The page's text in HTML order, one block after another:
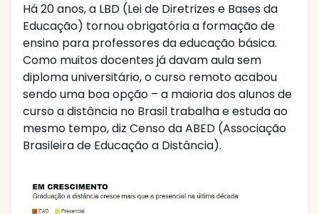
Há 20 anos, a LBD (Lei de Diretrizes e Bases da
Educação) tornou obrigatória a formação de
ensino para professores da educação básica.
Como muitos docentes já davam aula sem
diploma universitário, o curso remoto acabou
sendo uma boa opção – a maioria dos alunos de
curso a distância no Brasil trabalha e estuda ao
mesmo tempo, diz Censo da ABED (Associação
Brasileira de Educação a Distância).